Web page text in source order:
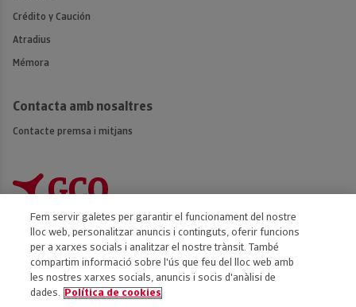
Crédito y Caución
Atradius
Mémora
Contacta amb nosaltres
Contacte premsa i mitjans
Accessibilitat
Avís legal
Fem servir galetes per garantir el funcionament del nostre
lloc web, personalitzar anuncis i continguts, oferir funcions
per a xarxes socials i analitzar el nostre trànsit. També
compartim informació sobre l'ús que feu del lloc web amb
les nostres xarxes socials, anuncis i socis d'anàlisi de
dades.
Política de cookies